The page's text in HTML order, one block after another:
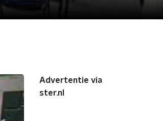
Advertentie via
ster.nl